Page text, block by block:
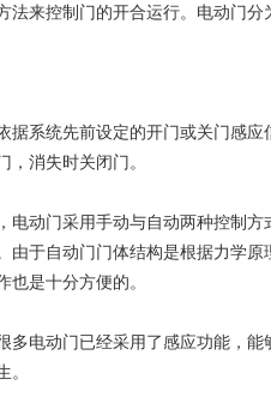
法来控制门的开合运行。电动门
据系统先前设定的开门或关门感
，消失时关闭门。
电动门采用手动与自动两种控制
由于自动门门体结构是根据力学
也是十分方便的。
多电动门已经采用了感应功能，
。